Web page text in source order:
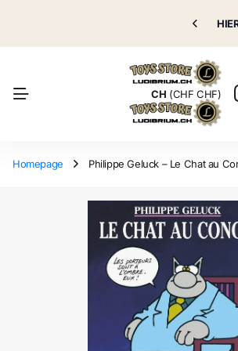
Puppenklinik
CH (CHF CHF)
Homepage Philippe Geluck – Le Chat au